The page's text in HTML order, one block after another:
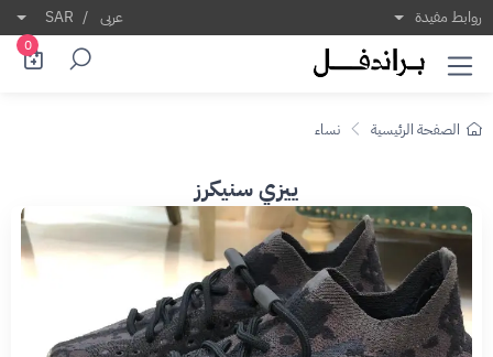
روابط مفيدة عربى /
SAR
0
الصفحة الرئيسية نساء
ييزي سنيكرز